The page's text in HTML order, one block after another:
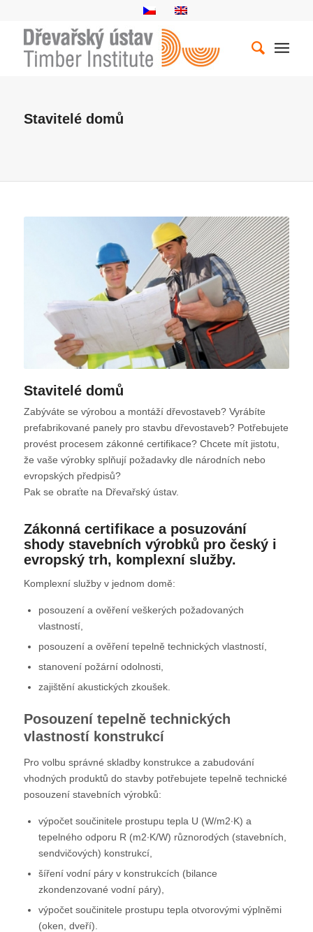
Stavitelé domů
Stavitelé domů
Zabýváte se výrobou a montáží dřevostaveb? Vyrábíte
prefabrikované panely pro stavbu dřevostaveb? Potřebujete
provést procesem zákonné certifikace? Chcete mít jistotu,
že vaše výrobky splňují požadavky dle národních nebo
evropských předpisů?
Pak se obraťte na Dřevařský ústav.
Zákonná certifikace a posuzování
shody stavebních výrobků pro český i
evropský trh, komplexní služby.
Komplexní služby v jednom domě:
posouzení a ověření veškerých požadovaných
vlastností,
posouzení a ověření tepelně technických vlastností,
stanovení požární odolnosti,
zajištění akustických zkoušek.
Posouzení tepelně technických
vlastností konstrukcí
Pro volbu správné skladby konstrukce a zabudování
vhodných produktů do stavby potřebujete tepelně technické
posouzení stavebních výrobků:
výpočet součinitele prostupu tepla U (W/m2∙K) a
tepelného odporu R (m2∙K/W) různorodých (stavebních,
sendvičových) konstrukcí,
šíření vodní páry v konstrukcích (bilance
zkondenzované vodní páry),
výpočet součinitele prostupu tepla otvorovými výplněmi
(oken, dveří).